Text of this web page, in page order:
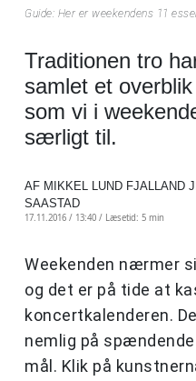
Guide: Her er weekendens 11
Traditionen tro
samlet et
som vi i
særligt til.
AF MIKKEL LUND FJALLAND
SAASTAD
17.11.2016 / 13:40 / Læsetid: 5 min
Weekenden nærmer
og det er på tide at
koncertkalenderen.
nemlig på
mål. Klik på